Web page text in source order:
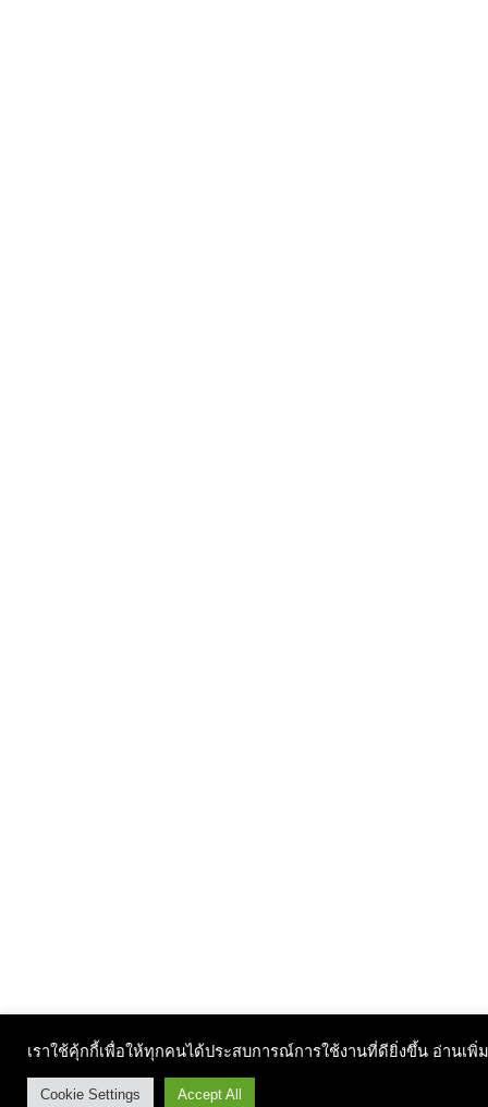
เราใช้คุ้กกี้เพื่อให้ทุกคนได้ประสบการณ์การใช้งานที่ดียิ่งขึ้น อ่านเพิ่
Cookie Settings Accept All